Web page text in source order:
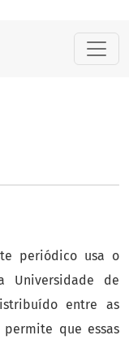
periódico usa o
Universidade de
entre as
que essas